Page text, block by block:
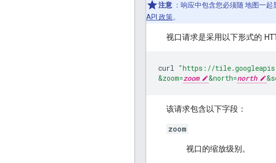
注意 ：响应中包含您必须随 地图一
API 政策。
视口请求是采用以下形式的
curl "https://
&zoom=zoom &north=north
该请求包含以下字段：
zoom
视口的缩放级别。